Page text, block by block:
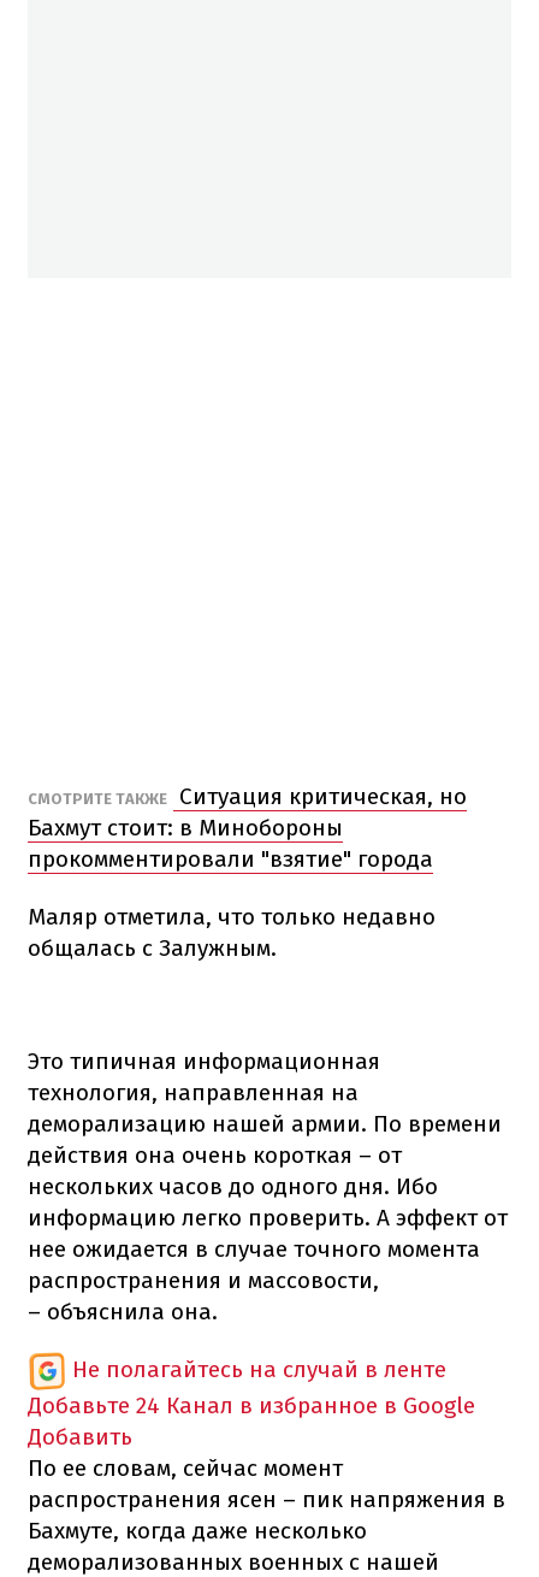
СМОТРИТЕ ТАКЖЕ
Ситуация критическая, но
Бахмут стоит: в Минобороны
прокомментировали "взятие" города
Маляр отметила, что только недавно
общалась с Залужным.
Это типичная информационная
технология, направленная на
деморализацию нашей армии. По времени
действия она очень короткая – от
нескольких часов до одного дня. Ибо
информацию легко проверить. А эффект от
нее ожидается в случае точного момента
распространения и массовости,
– объяснила она.
Не полагайтесь на случай в ленте
Добавьте 24 Канал в избранное в Google
Добавить
По ее словам, сейчас момент
распространения ясен – пик напряжения в
Бахмуте, когда даже несколько
деморализованных военных с нашей